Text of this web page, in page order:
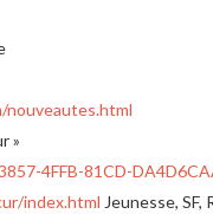
nouveautes.html
»
4FFB-81CD-
index.html Jeunesse, SF,